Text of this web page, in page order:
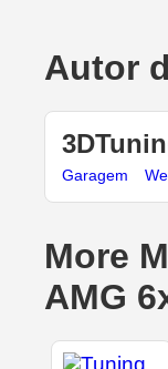
Autor
Garagem
More
AMG